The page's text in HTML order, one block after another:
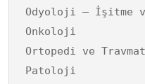
Odyoloji – İşitme
Onkoloji
Ortopedi ve
Patoloji